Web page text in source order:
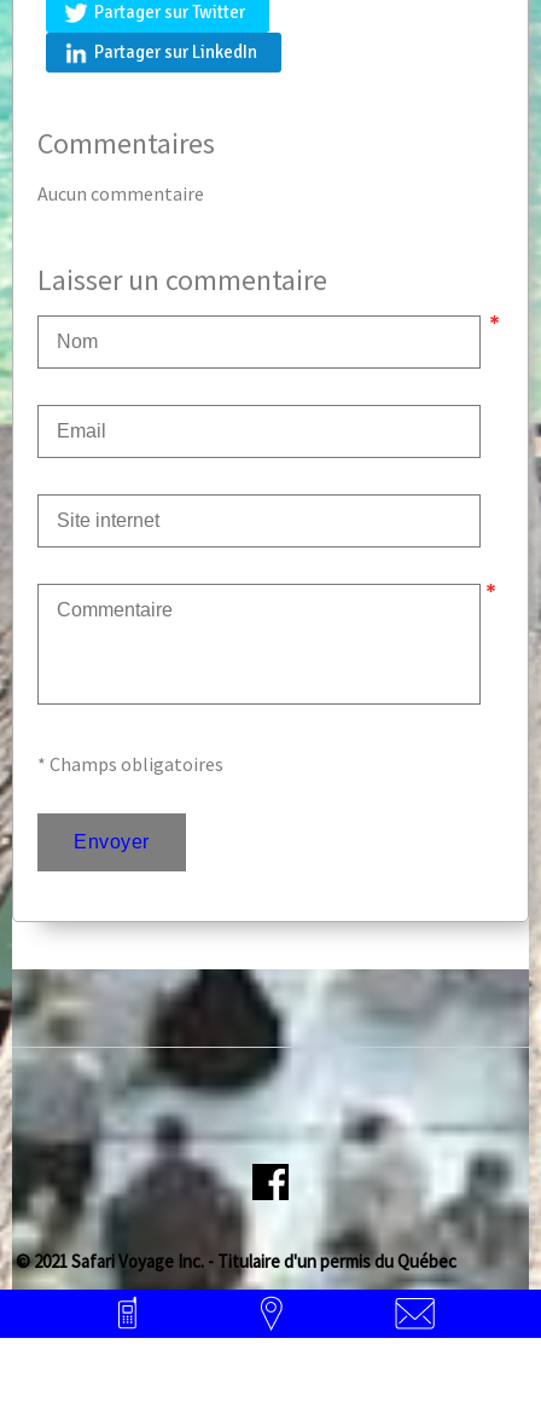
Partager sur Twitter
Partager sur LinkedIn
Commentaires
Aucun commentaire
Laisser un commentaire
* Champs obligatoires
© 2021 Safari Voyage Inc. - Titulaire d'un permis du Québec